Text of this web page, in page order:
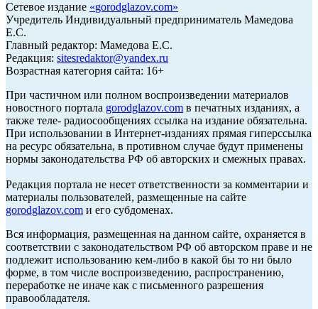
Сетевое издание «gorodglazov.com»
Учредитель Индивидуальный предприниматель Мамедова
Е.С.
Главный редактор: Мамедова Е.С.
Редакция: sitesredaktor@yandex.ru
Возрастная категория сайта: 16+
При частичном или полном воспроизведении материалов
новостного портала gorodglazov.com в печатных изданиях, а
также теле- радиосообщениях ссылка на издание обязательна.
При использовании в Интернет-изданиях прямая гиперссылка
на ресурс обязательна, в противном случае будут применены
нормы законодательства РФ об авторских и смежных правах.
Редакция портала не несет ответственности за комментарии и
материалы пользователей, размещенные на сайте
gorodglazov.com и его субдоменах.
Вся информация, размещенная на данном сайте, охраняется в
соответствии с законодательством РФ об авторском праве и не
подлежит использованию кем-либо в какой бы то ни было
форме, в том числе воспроизведению, распространению,
переработке не иначе как с письменного разрешения
правообладателя.